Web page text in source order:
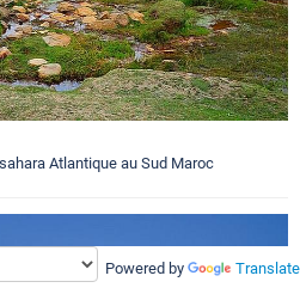
Atlantique au Sud Maroc
Powered by Translate